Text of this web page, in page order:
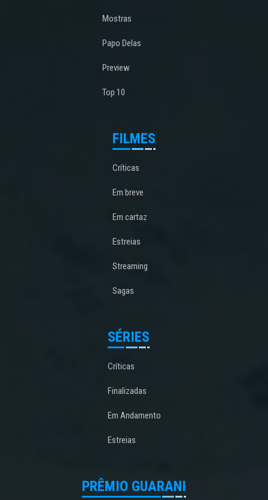
Mostras
Papo Delas
Preview
Top 10
FILMES
Críticas
Em breve
Em cartaz
Estreias
Streaming
Sagas
SÉRIES
Críticas
Finalizadas
Em Andamento
Estreias
PRÊMIO GUARANI